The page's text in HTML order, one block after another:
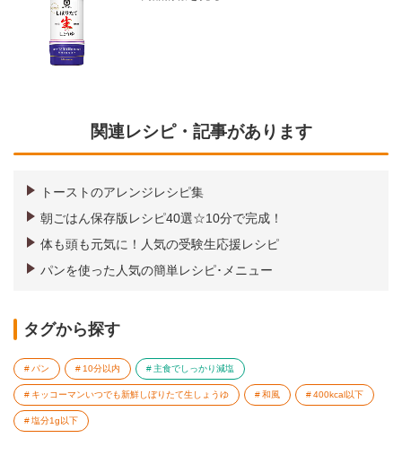
関連レシピ・記事があります
トーストのアレンジレシピ集
朝ごはん保存版レシピ40選☆10分で完成！
体も頭も元気に！人気の受験生応援レシピ
パンを使った人気の簡単レシピ･メニュー
タグから探す
パン 10分以内 主食でしっかり減塩
キッコーマンいつでも新鮮しぼりたて生しょうゆ 和風 400kcal以下
塩分1g以下